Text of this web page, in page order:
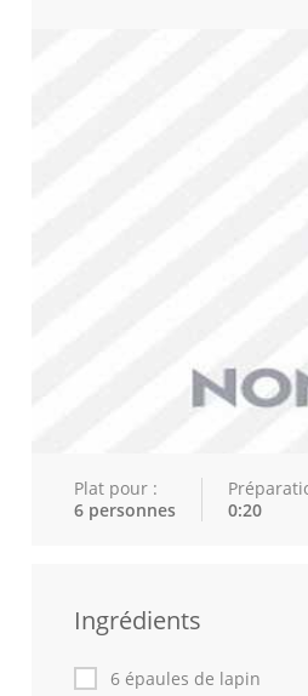
Plat pour :
6 personnes
0:20
Ingrédients
6 épaules de lapin